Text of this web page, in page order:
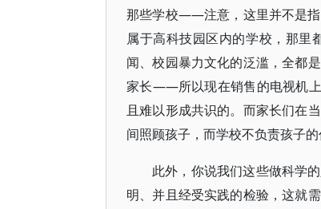
那些学校——注意，这里并不是
属于高科技园区内的学校，那里
闻、校园暴力文化的泛滥，全都
家长——所以现在销售的电视机上
且难以形成共识的。而家长们在
间照顾孩子，而学校不负责孩子
此外，你说我们这些做科学
明、并且经受实践的检验，这就